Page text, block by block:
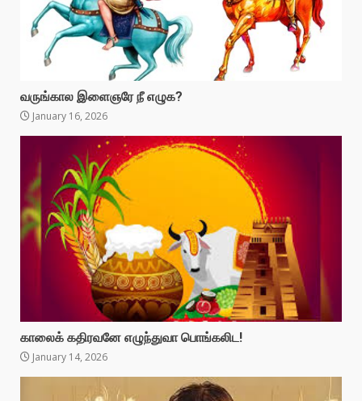
வருங்கால இளைஞரே நீ எழுக?
January 16, 2026
காலைக் கதிரவனே எழுந்துவா பொங்கலிட!
January 14, 2026